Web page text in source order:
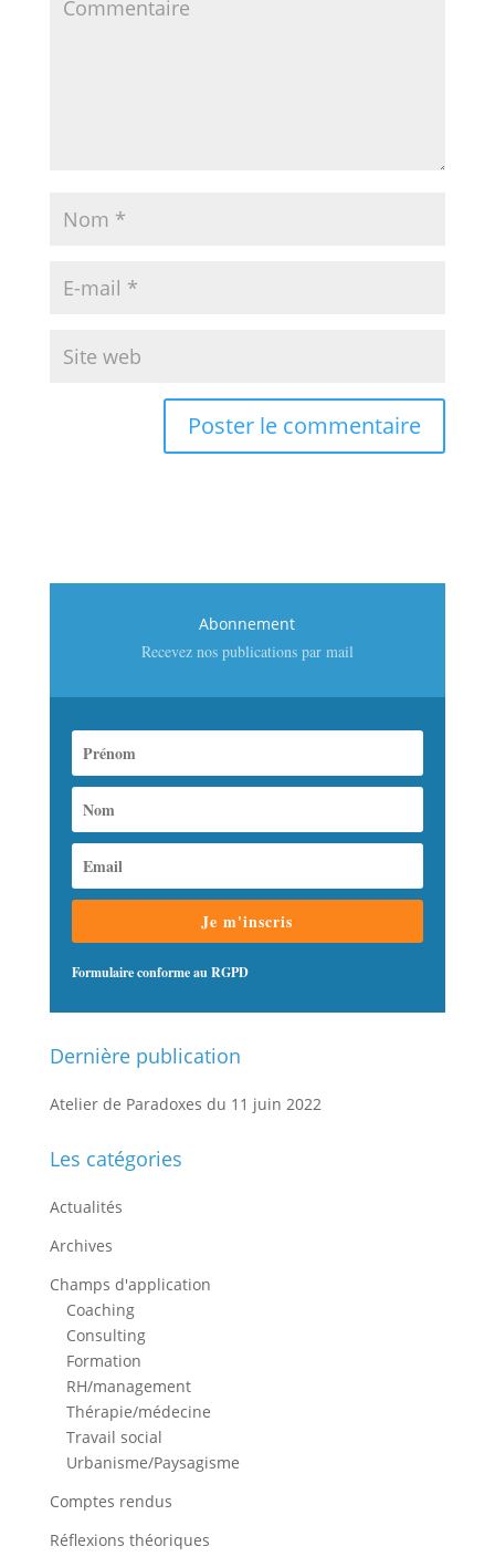
Abonnement
Recevez nos publications par mail
Je m'inscris
Formulaire conforme au RGPD
Dernière publication
Atelier de Paradoxes du 11 juin 2022
Les catégories
Actualités
Archives
Champs d'application
Coaching
Consulting
Formation
RH/management
Thérapie/médecine
Travail social
Urbanisme/Paysagisme
Comptes rendus
Réflexions théoriques